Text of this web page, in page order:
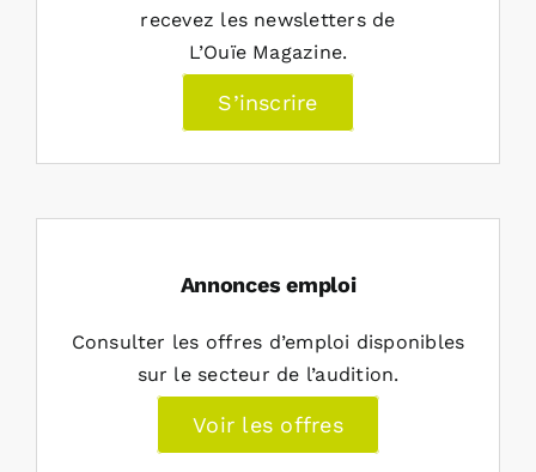
recevez les newsletters de
L’Ouïe Magazine.
S’inscrire
Annonces emploi
Consulter les offres d’emploi disponibles
sur le secteur de l’audition.
Voir les offres